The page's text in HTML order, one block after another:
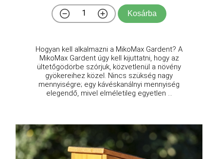
Kosárba
Hogyan kell alkalmazni a MikoMax Gardent? A
MikoMax Gardent úgy kell kijuttatni, hogy az
ültetőgödörbe szórjuk, közvetlenül a növény
gyökereihez közel. Nincs szükség nagy
mennyiségre; egy kávéskanálnyi mennyiség
elegendő, mivel elméletileg egyetlen ...